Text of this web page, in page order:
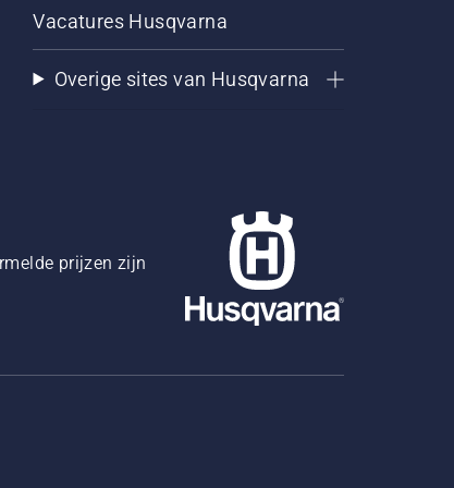
Vacatures Husqvarna
Overige sites van Husqvarna
prijzen zijn